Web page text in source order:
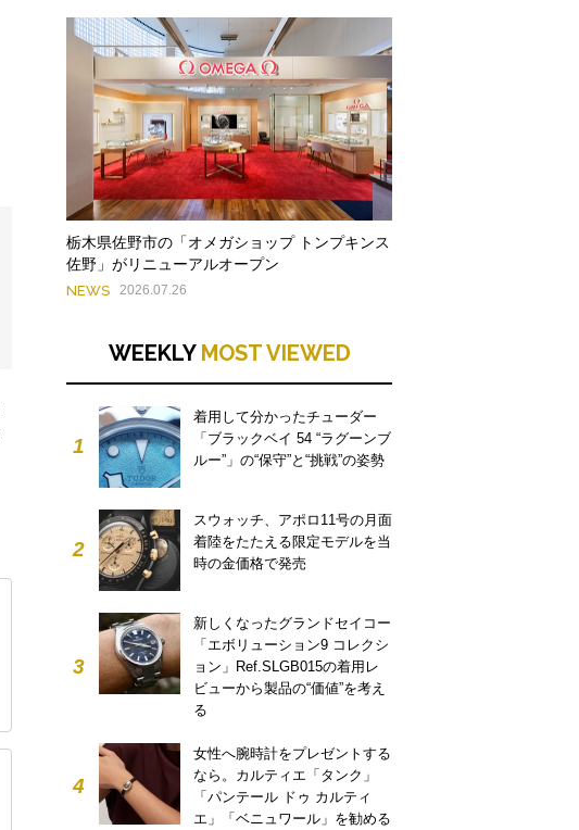
栃木県佐野市の「オメガショップ トンプキンス
佐野」がリニューアルオープン
NEWS 2026.07.26
WEEKLY MOST VIEWED
1
着用して分かったチューダー
「ブラックベイ 54 “ラグーンブ
ルー”」の“保守”と“挑戦”の姿勢
2
スウォッチ、アポロ11号の月面
着陸をたたえる限定モデルを当
時の金価格で発売
3
新しくなったグランドセイコー
「エボリューション9 コレクシ
ョン」Ref.SLGB015の着用レ
ビューから製品の“価値”を考え
る
4
女性へ腕時計をプレゼントする
なら。カルティエ「タンク」
「パンテール ドゥ カルティ
エ」「ベニュワール」を勧める